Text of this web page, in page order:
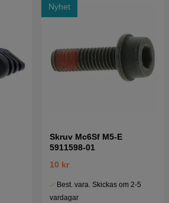
Nyhet
Skruv Mc6Sf M5-E
5911598-01
10 kr
Best. vara. Skickas om 2-5
vardagar